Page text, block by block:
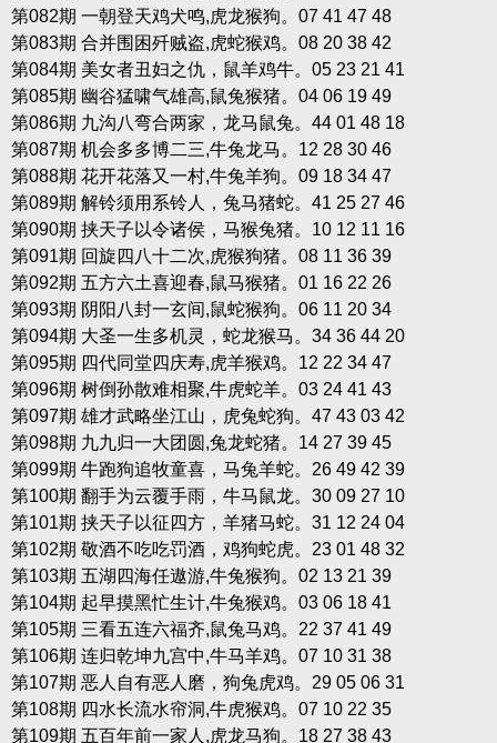
第082期 一朝登天鸡犬鸣,虎龙猴狗。07 41 47 48
第083期 合并围困歼贼盗,虎蛇猴鸡。08 20 38 42
第084期 美女者丑妇之仇，鼠羊鸡牛。05 23 21 41
第085期 幽谷猛啸气雄高,鼠兔猴猪。04 06 19 49
第086期 九沟八弯合两家，龙马鼠兔。44 01 48 18
第087期 机会多多博二三,牛兔龙马。12 28 30 46
第088期 花开花落又一村,牛兔羊狗。09 18 34 47
第089期 解铃须用系铃人，兔马猪蛇。41 25 27 46
第090期 挟天子以令诸侯，马猴兔猪。10 12 11 16
第091期 回旋四八十二次,虎猴狗猪。08 11 36 39
第092期 五方六土喜迎春,鼠马猴猪。01 16 22 26
第093期 阴阳八封一玄间,鼠蛇猴狗。06 11 20 34
第094期 大圣一生多机灵，蛇龙猴马。34 36 44 20
第095期 四代同堂四庆寿,虎羊猴鸡。12 22 34 47
第096期 树倒孙散难相聚,牛虎蛇羊。03 24 41 43
第097期 雄才武略坐江山，虎兔蛇狗。47 43 03 42
第098期 九九归一大团圆,兔龙蛇猪。14 27 39 45
第099期 牛跑狗追牧童喜，马兔羊蛇。26 49 42 39
第100期 翻手为云覆手雨，牛马鼠龙。30 09 27 10
第101期 挟天子以征四方，羊猪马蛇。31 12 24 04
第102期 敬酒不吃吃罚酒，鸡狗蛇虎。23 01 48 32
第103期 五湖四海任遨游,牛兔猴狗。02 13 21 39
第104期 起早摸黑忙生计,牛兔猴鸡。03 06 18 41
第105期 三看五连六福齐,鼠兔马鸡。22 37 41 49
第106期 连归乾坤九宫中,牛马羊鸡。07 10 31 38
第107期 恶人自有恶人磨，狗兔虎鸡。29 05 06 31
第108期 四水长流水帘洞,牛虎猴鸡。07 10 22 35
第109期 五百年前一家人,虎龙马狗。18 27 38 43